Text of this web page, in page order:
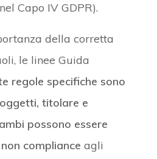
Capo IV GDPR).
della corretta
le linee Guida
regole specifiche sono
titolare e
possono essere
compliance agli